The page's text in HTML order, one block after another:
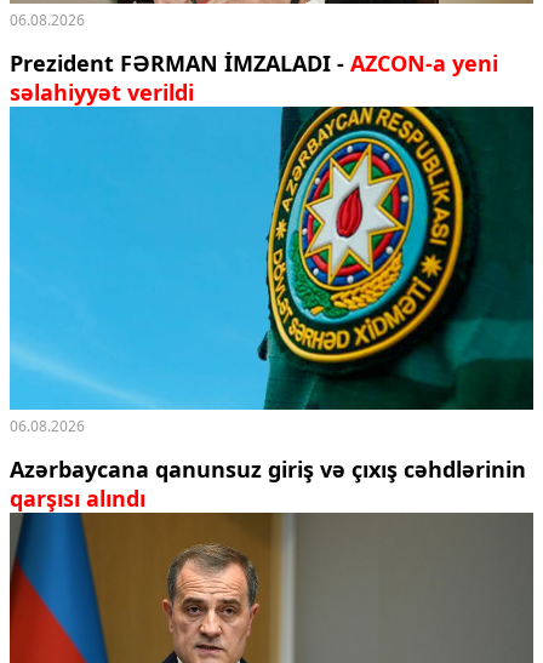
06.08.2026
Prezident FƏRMAN İMZALADI - AZCON-a yeni
səlahiyyət verildi
06.08.2026
Azərbaycana qanunsuz giriş və çıxış cəhdlərinin
qarşısı alındı